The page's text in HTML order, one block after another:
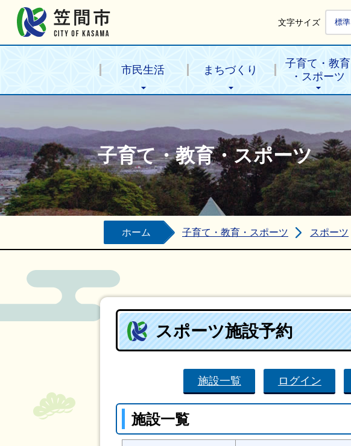
文字サイズ 標準
市民生活 まちづくり
子育て・教育
・スポーツ
子育て・教育・スポーツ
ホーム 子育て・教育・スポーツ スポーツ
スポーツ施設予約
施設一覧 ログイン
施設一覧